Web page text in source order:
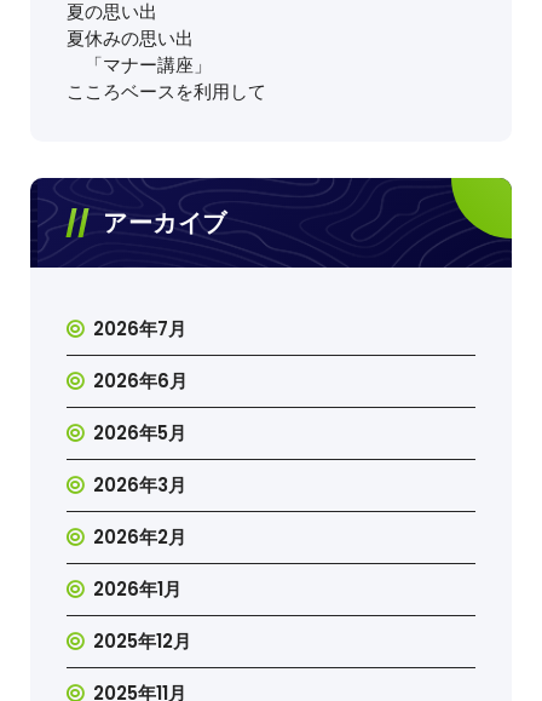
夏の思い出
夏休みの思い出
「マナー講座」
こころベースを利用して
アーカイブ
2026年7月
2026年6月
2026年5月
2026年3月
2026年2月
2026年1月
2025年12月
2025年11月